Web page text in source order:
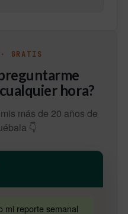
GRATIS
cualquier hora?
más de 20 años de
👇
mi reporte semanal